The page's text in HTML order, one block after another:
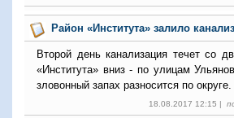
Район «Института» залило
Второй день канализация течет со
«Института» вниз - по улицам
зловонный запах разносится по округе.
18.08.2017 12:15 |